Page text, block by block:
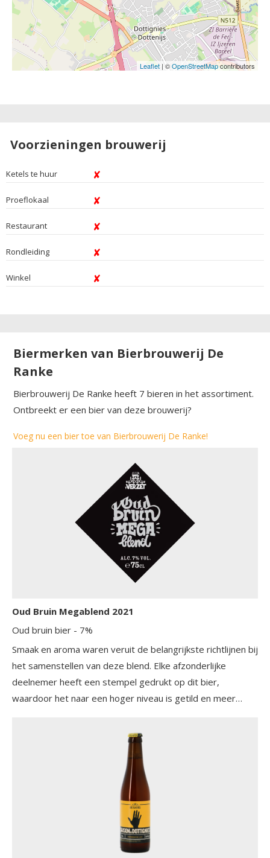
Leaflet | ©OpenStreetMapcontributors
Voorzieningen brouwerij
Ketels te huur
Proeflokaal
Restaurant
Rondleiding
Winkel
Biermerken van Bierbrouwerij De
Ranke
Bierbrouwerij De Ranke heeft 7 bieren in het assortiment.
Ontbreekt er een bier van deze brouwerij?
Voeg nu een bier toe van Bierbrouwerij De Ranke!
Oud Bruin Megablend 2021
Oud bruin bier - 7%
Smaak en aroma waren veruit de belangrijkste richtlijnen bij
het samenstellen van deze blend. Elke afzonderlijke
deelnemer heeft een stempel gedrukt op dit bier,
waardoor het naar een hoger niveau is getild en meer
één van de meest fantastische bierstijlen ter wereld.